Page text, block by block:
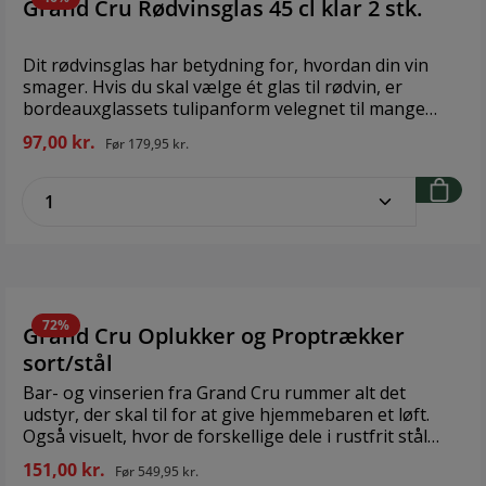
Grand Cru Rødvinsglas 45 cl klar 2 stk.
Dit rødvinsglas har betydning for, hvordan din vin
smager. Hvis du skal vælge ét glas til rødvin, er
bordeauxglassets tulipanform velegnet til mange
typer af vin. Formen på glasset giver både vinen plads
til at udvikle sig og koncentrerer duften. Det enkle
sammen med mange forskelige stel. Materiale: Blyfrit
97,00 kr. Før 179,95 kr.
72%
Grand Cru Oplukker og Proptrækker
sort/stål
Bar- og vinserien fra Grand Cru rummer alt det
udstyr, der skal til for at give hjemmebaren et løft.
Også visuelt, hvor de forskellige dele i rustfrit stål
med de ikoniske Grand Cru designlinjer skaber stil og
stemning på barbordet. Serien rummer en elegant
151,00 kr. Før 549,95 kr.